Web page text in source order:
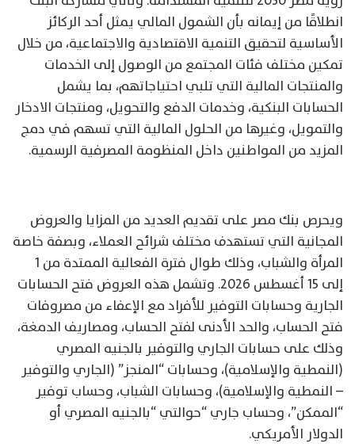
انطلاقًا من إيمانه بأن الشمول المالي يمثل أحد الركائز
الأساسية لتحقيق التنمية الاقتصادية والاجتماعية، من خلال
تمكين مختلف فئات المجتمع من الوصول إلى الخدمات
والمنتجات المالية التي تلبي احتياجاتهم، بما يشمل
الحسابات البنكية، وخدمات الدفع والتحويل، ومنتجات الادخار
والتمويل، وغيرها من الحلول المالية التي تسهم في دمج
المزيد من المواطنين داخل المنظومة المصرفية الرسمية.
ويحرص بنك مصر على تقديم العديد من المزايا والعروض
المجانية التي تستهدف مختلف شرائح العملاء، وبصفة خاصة
المرأة والشباب، وذلك طوال فترة الفعالية الممتدة من 1
إلى 15 أغسطس 2026. وتشمل هذه العروض فتح الحسابات
الجارية وحسابات التوفير للأفراد مع الإعفاء من مصروفات
فتح الحساب، والحد الأدنى لفتح الحساب، ومصاريف الدمغة،
وذلك على حسابات الجاري والتوفير بالجنيه المصري
(النمطية والإسلامية)، وحسابات “المنجز” (الجاري والتوفير
– النمطية والإسلامية)، وحسابات الشباب، وحساب توفير
“الممكن”، وحساب جاري “حوالتي “بالجنيه المصري أو
الدولار الأمريكي.